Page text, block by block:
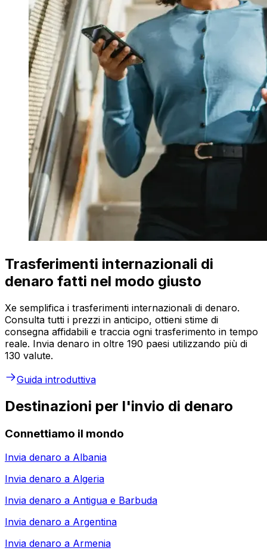
Trasferimenti internazionali di
denaro fatti nel modo giusto
Xe semplifica i trasferimenti internazionali di denaro.
Consulta tutti i prezzi in anticipo, ottieni stime di
consegna affidabili e traccia ogni trasferimento in tempo
reale. Invia denaro in oltre 190 paesi utilizzando più di
130 valute.
Guida introduttiva
Destinazioni per l'invio di denaro
Connettiamo il mondo
Invia denaro a Albania
Invia denaro a Algeria
Invia denaro a Antigua e Barbuda
Invia denaro a Argentina
Invia denaro a Armenia